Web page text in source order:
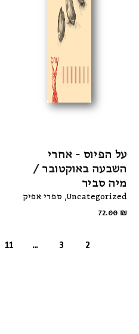
על הפיוס - אחרי
השבעה באוקטובר /
מיה סביר
Uncategorized ספרי אפיק
72.00 ₪
2
3
...
11